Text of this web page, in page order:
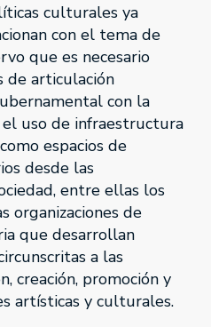
culturales ya
con el tema de
que es necesario
de articulación
con la
uso de infraestructura
espacios de
desde las
entre ellas los
organizaciones de
que desarrollan
a las
creación, promoción y
artísticas y culturales.